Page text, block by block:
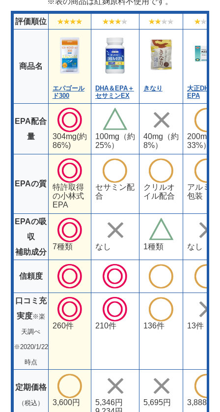
評価順位
商品名
エパゴール
ド300
DHA＆EPA＋
セサミンEX
きなり
大正DHA・
EPA
EPA配合
量
304mg(約
86%)
100mg（約
25%）
40mg（約
8%）
200mg
33%）
EPAの質
特許取得
の小林式
EPA
セサミン配
合
クリルオ
イル配合
アルミ個
包装
EPAの吸
収
補助成分
7種類 なし 1種類 なし
信頼度
口コミ充
実度※楽
天調べ
※2020/1/22
時点
260件 210件 136件 13件
定期価格
（税込） 3,600円
5,346円
5,695円 3,888円